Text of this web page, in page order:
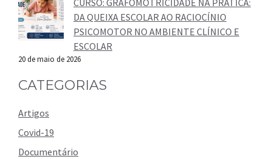
CURSO: GRAFOMOTRICIDADE NA PRÁTICA:
DA QUEIXA ESCOLAR AO RACIOCÍNIO
PSICOMOTOR NO AMBIENTE CLÍNICO E
ESCOLAR
20 de maio de 2026
CATEGORIAS
Artigos
Covid-19
Documentário